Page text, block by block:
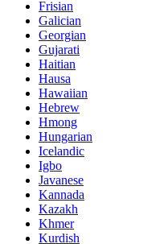
Frisian
Galician
Georgian
Gujarati
Haitian
Hausa
Hawaiian
Hebrew
Hmong
Hungarian
Icelandic
Igbo
Javanese
Kannada
Kazakh
Khmer
Kurdish